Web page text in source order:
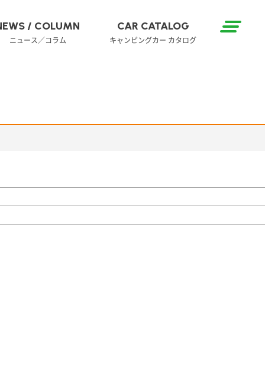
/ COLUMN
ニュース／コラム
CAR CATALOG
キャンピングカー カタログ